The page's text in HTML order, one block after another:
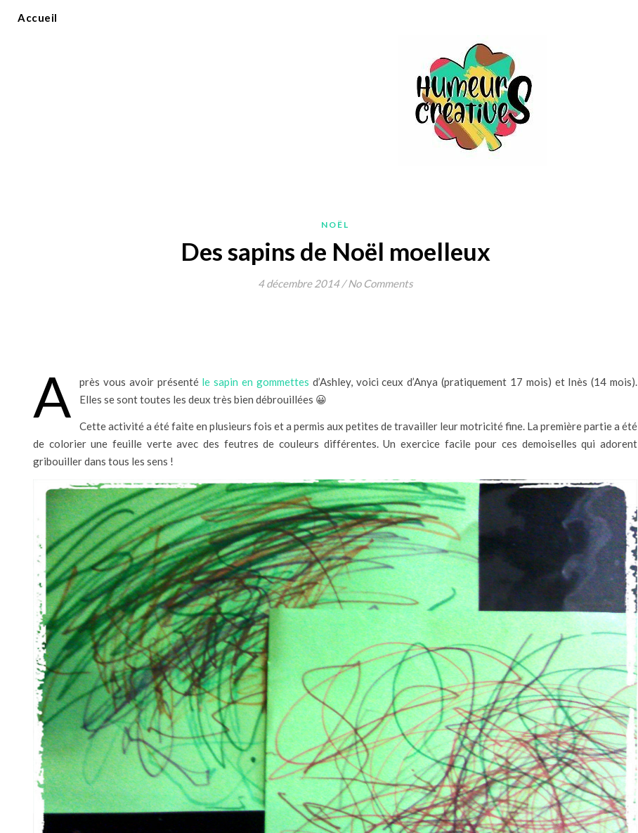
Accueil
NOËL
Des sapins de Noël moelleux
4 décembre 2014 / No Comments
A près vous avoir présenté le sapin en gommettes d’Ashley, voici ceux d’Anya (pratiquement 17 mois) et Inès (14 mois).
Elles se sont toutes les deux très bien débrouillées 😀
Cette activité a été faite en plusieurs fois et a permis aux petites de travailler leur motricité fine. La première partie a été
de colorier une feuille verte avec des feutres de couleurs différentes. Un exercice facile pour ces demoiselles qui adorent
gribouiller dans tous les sens !